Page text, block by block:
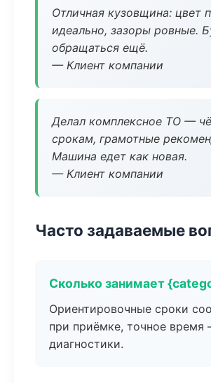
Отличная кузовщина: цвет
идеально, зазоры ровные.
обращаться ещё.
— Клиент компании
Делал комплексное ТО —
срокам, грамотные
Машина едет как новая.
— Клиент компании
Часто задаваемые
Сколько занимает
Ориентировочные сроки
при приёмке, точное время
диагностики.